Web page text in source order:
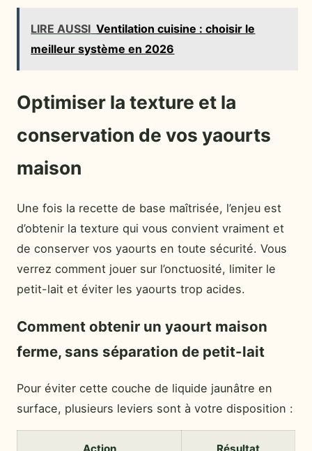
LIRE AUSSI Ventilation cuisine : choisir le
meilleur système en 2026
Optimiser la texture et la
conservation de vos yaourts
maison
Une fois la recette de base maîtrisée, l’enjeu est
d’obtenir la texture qui vous convient vraiment et
de conserver vos yaourts en toute sécurité. Vous
verrez comment jouer sur l’onctuosité, limiter le
petit-lait et éviter les yaourts trop acides.
Comment obtenir un yaourt maison
ferme, sans séparation de petit-lait
Pour éviter cette couche de liquide jaunâtre en
surface, plusieurs leviers sont à votre disposition :